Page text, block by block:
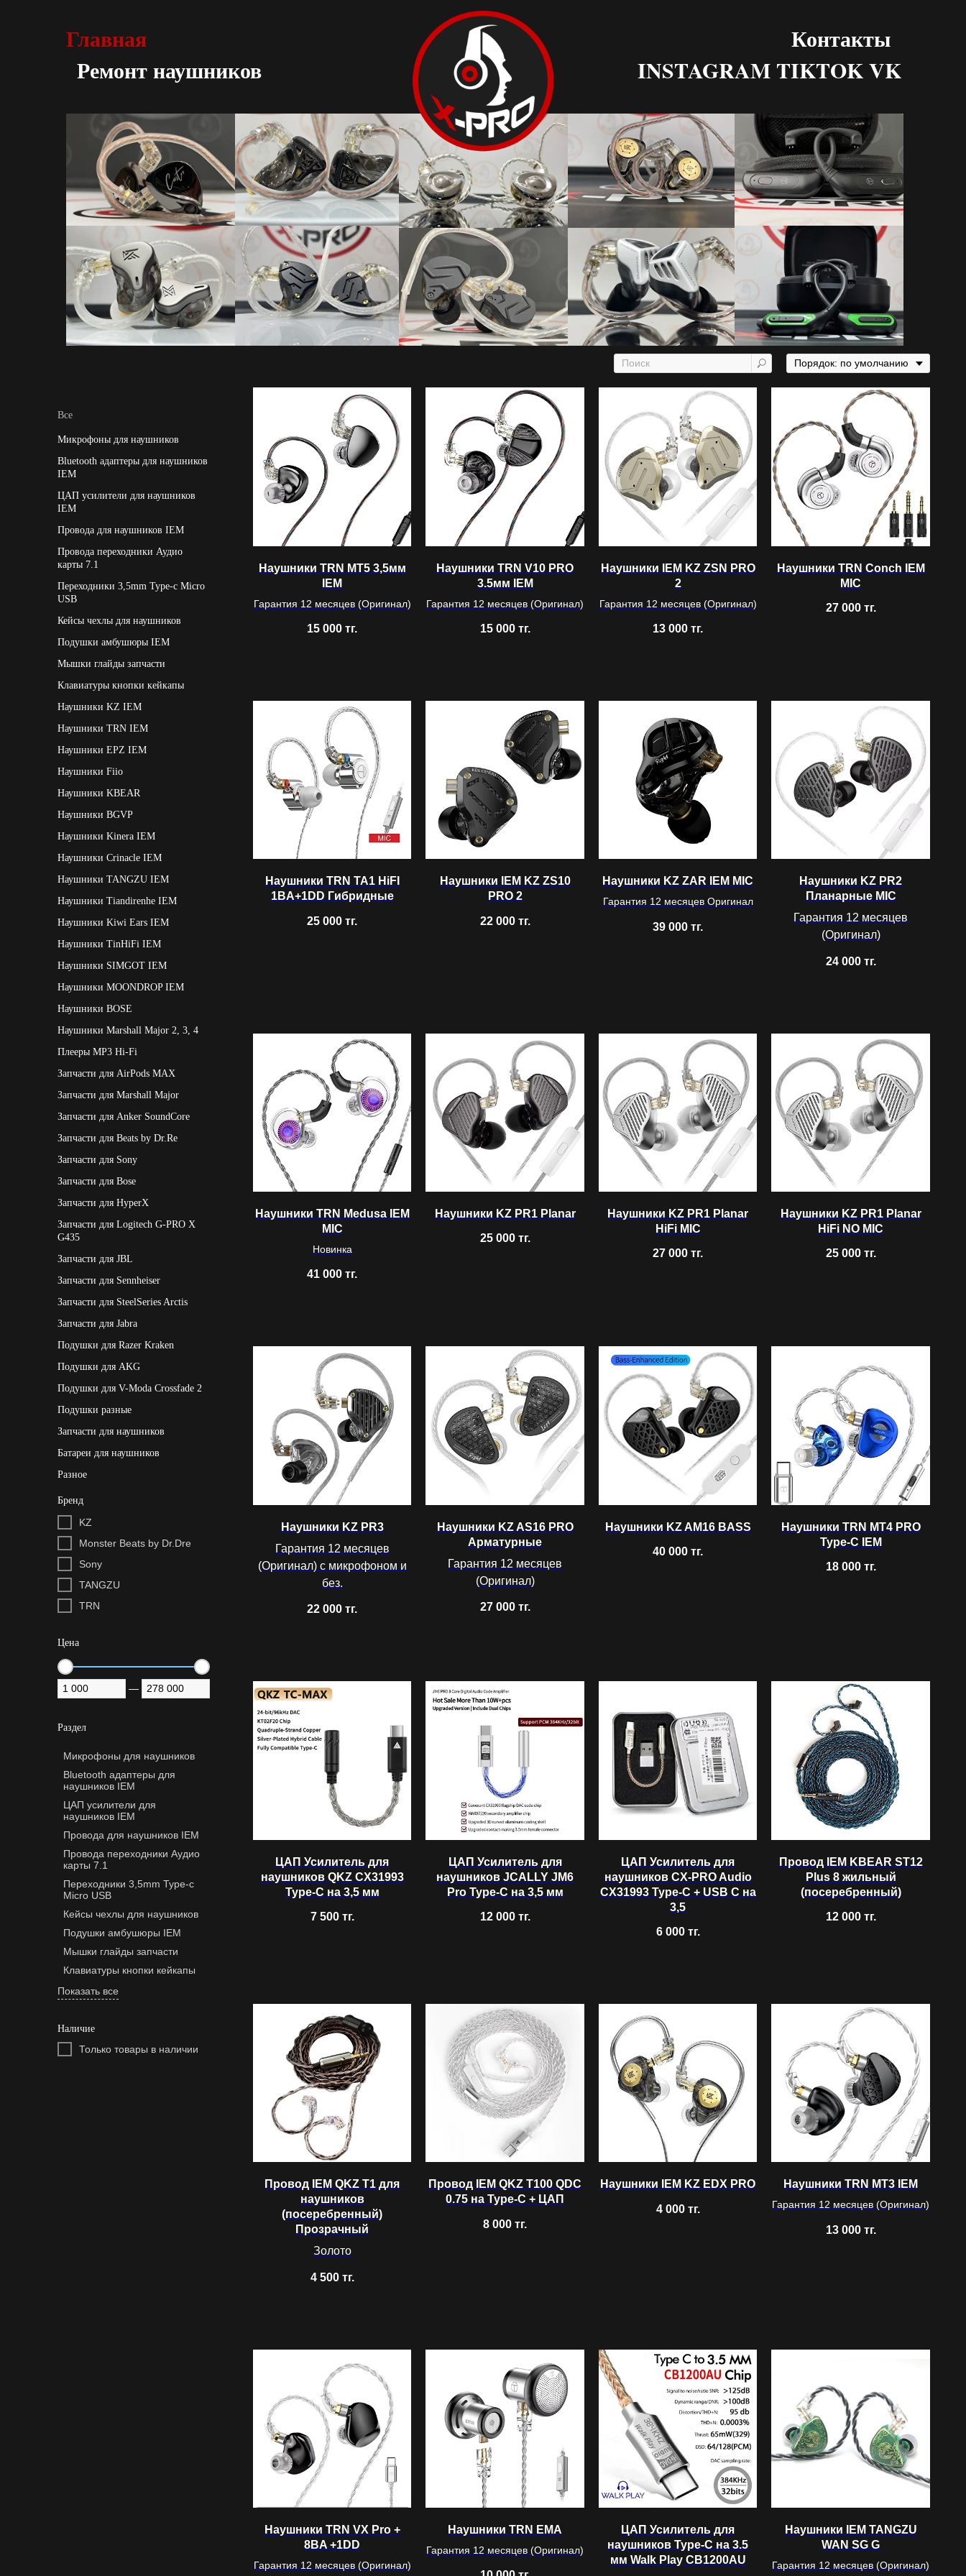
Главная
Ремонт наушников
Контакты
INSTAGRAM TIKTOK VK
Все
Микрофоны для наушников
Bluetooth адаптеры для наушников
IEM
ЦАП усилители для наушников
IEM
Провода для наушников IEM
Провода переходники Аудио
карты 7.1
Переходники 3,5mm Type-c Micro
USB
Кейсы чехлы для наушников
Подушки амбушюры IEM
Мышки глайды запчасти
Клавиатуры кнопки кейкапы
Наушники KZ IEM
Наушники TRN IEM
Наушники EPZ IEM
Наушники Fiio
Наушники KBEAR
Наушники BGVP
Наушники Kinera IEM
Наушники Crinacle IEM
Наушники TANGZU IEM
Наушники Tiandirenhe IEM
Наушники Kiwi Ears IEM
Наушники TinHiFi IEM
Наушники SIMGOT IEM
Наушники MOONDROP IEM
Наушники BOSE
Наушники Marshall Major 2, 3, 4
Плееры MP3 Hi-Fi
Запчасти для AirPods MAX
Запчасти для Marshall Major
Запчасти для Anker SoundCore
Запчасти для Beats by Dr.Re
Запчасти для Sony
Запчасти для Bose
Запчасти для HyperX
Запчасти для Logitech G-PRO X
G435
Запчасти для JBL
Запчасти для Sennheiser
Запчасти для SteelSeries Arctis
Запчасти для Jabra
Подушки для Razer Kraken
Подушки для AKG
Подушки для V-Moda Crossfade 2
Подушки разные
Запчасти для наушников
Батареи для наушников
Разное
Бренд
KZ
Monster Beats by Dr.Dre
Sony
TANGZU
TRN
Цена
—
Раздел
Микрофоны для наушников
Bluetooth адаптеры для
наушников IEM
ЦАП усилители для
наушников IEM
Провода для наушников IEM
Провода переходники Аудио
карты 7.1
Переходники 3,5mm Type-c
Micro USB
Кейсы чехлы для наушников
Подушки амбушюры IEM
Мышки глайды запчасти
Клавиатуры кнопки кейкапы
Показать все
Наличие
Только товары в наличии
Наушники TRN MT5 3,5мм
IEM
Гарантия 12 месяцев (Оригинал)
15 000 тг.
Наушники TRN V10 PRO
3.5мм IEM
Гарантия 12 месяцев (Оригинал)
15 000 тг.
Наушники IEM KZ ZSN PRO
2
Гарантия 12 месяцев (Оригинал)
13 000 тг.
Наушники TRN Conch IEM
MIC
27 000 тг.
Наушники TRN TA1 HiFI
1BA+1DD Гибридные
25 000 тг.
Наушники IEM KZ ZS10
PRO 2
22 000 тг.
Наушники KZ ZAR IEM MIC
Гарантия 12 месяцев Оригинал
39 000 тг.
Наушники KZ PR2
Планарные MIC
Гарантия 12 месяцев
(Оригинал)
24 000 тг.
Наушники TRN Medusa IEM
MIC
Новинка
41 000 тг.
Наушники KZ PR1 Planar
25 000 тг.
Наушники KZ PR1 Planar
HiFi MIC
27 000 тг.
Наушники KZ PR1 Planar
HiFi NO MIC
25 000 тг.
Наушники KZ PR3
Гарантия 12 месяцев
(Оригинал) c микрофоном и
без.
22 000 тг.
Наушники KZ AS16 PRO
Арматурные
Гарантия 12 месяцев
(Оригинал)
27 000 тг.
Наушники KZ AM16 BASS
40 000 тг.
Наушники TRN MT4 PRO
Type-C IEM
18 000 тг.
ЦАП Усилитель для
наушников QKZ CX31993
Type-C на 3,5 мм
7 500 тг.
ЦАП Усилитель для
наушников JCALLY JM6
Pro Type-C на 3,5 мм
12 000 тг.
ЦАП Усилитель для
наушников CX-PRO Audio
CX31993 Type-C + USB C на
3,5
6 000 тг.
Провод IEM KBEAR ST12
Plus 8 жильный
(посеребренный)
12 000 тг.
Провод IEM QKZ T1 для
наушников
(посеребренный)
Прозрачный
Золото
4 500 тг.
Провод IEM QKZ T100 QDC
0.75 на Type-C + ЦАП
8 000 тг.
Наушники IEM KZ EDX PRO
4 000 тг.
Наушники TRN MT3 IEM
Гарантия 12 месяцев (Оригинал)
13 000 тг.
Наушники TRN VX Pro +
8BA +1DD
Гарантия 12 месяцев (Оригинал)
Наушники TRN EMA
Гарантия 12 месяцев (Оригинал)
ЦАП Усилитель для
наушников Type-C на 3.5
мм Walk Play CB1200AU
Наушники IEM TANGZU
WAN SG G
Гарантия 12 месяцев (Оригинал)